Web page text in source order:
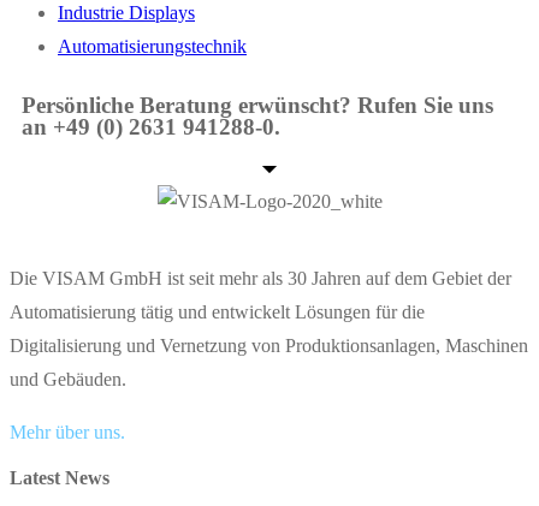
Industrie Displays
Automatisierungstechnik
Persönliche Beratung erwünscht? Rufen Sie uns
an +49 (0) 2631 941288-0.
Die VISAM GmbH ist seit mehr als 30 Jahren auf dem Gebiet der
Automatisierung tätig und entwickelt Lösungen für die
Digitalisierung und Vernetzung von Produktionsanlagen, Maschinen
und Gebäuden.
Mehr über uns.
Latest News